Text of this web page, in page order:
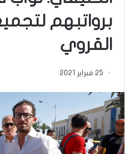
برواتبهم
القروي
25 فبراير 2021